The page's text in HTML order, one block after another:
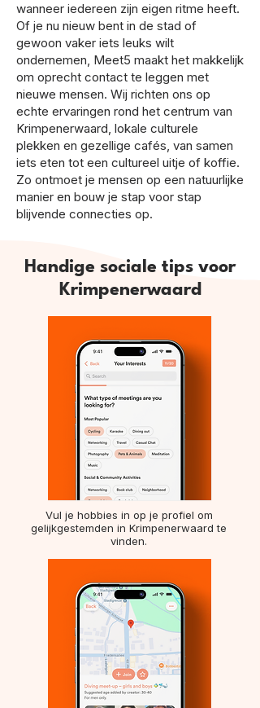
wanneer iedereen zijn eigen ritme heeft.
Of je nu nieuw bent in de stad of
gewoon vaker iets leuks wilt
ondernemen, Meet5 maakt het makkelijk
om oprecht contact te leggen met
nieuwe mensen. Wij richten ons op
echte ervaringen rond het centrum van
Krimpenerwaard, lokale culturele
plekken en gezellige cafés, van samen
iets eten tot een cultureel uitje of koffie.
Zo ontmoet je mensen op een natuurlijke
manier en bouw je stap voor stap
blijvende connecties op.
Handige sociale tips voor
Krimpenerwaard
Vul je hobbies in op je profiel om
gelijkgestemden in Krimpenerwaard te
vinden.